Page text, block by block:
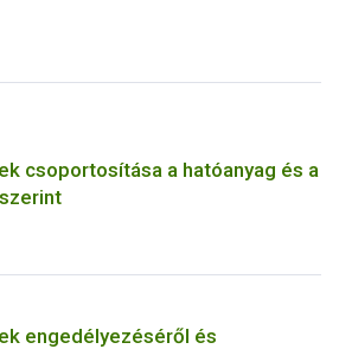
csoportosítása a hatóanyag és a
engedélyezéséről és